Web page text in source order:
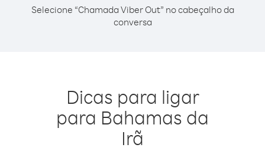
Selecione “Chamada Viber Out” no cabeçalho da
conversa
Dicas para ligar
para Bahamas da
Irã